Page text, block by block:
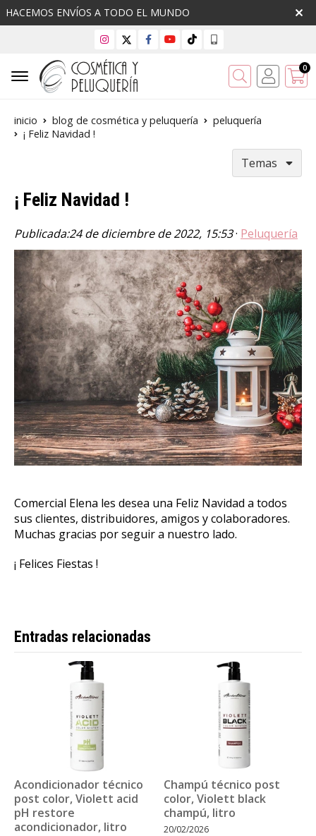
HACEMOS ENVÍOS A TODO EL MUNDO
Buscar 0
inicio blog de cosmética y peluquería
peluquería
¡ Feliz Navidad !
Temas
¡ Feliz Navidad !
Publicada:24 de diciembre de 2022, 15:53· Peluquería
Comercial Elena les desea una Feliz Navidad a todos
sus clientes, distribuidores, amigos y colaboradores.
Muchas gracias por seguir a nuestro lado.
¡ Felices Fiestas !
Entradas relacionadas
Acondicionador técnico
post color, Violett acid
pH restore
acondicionador, litro
Champú técnico post
color, Violett black
champú, litro
20/02/2026